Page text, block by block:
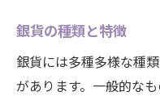
銀貨の種類と特徴
銀貨には多種多様な種
があります。一般的な